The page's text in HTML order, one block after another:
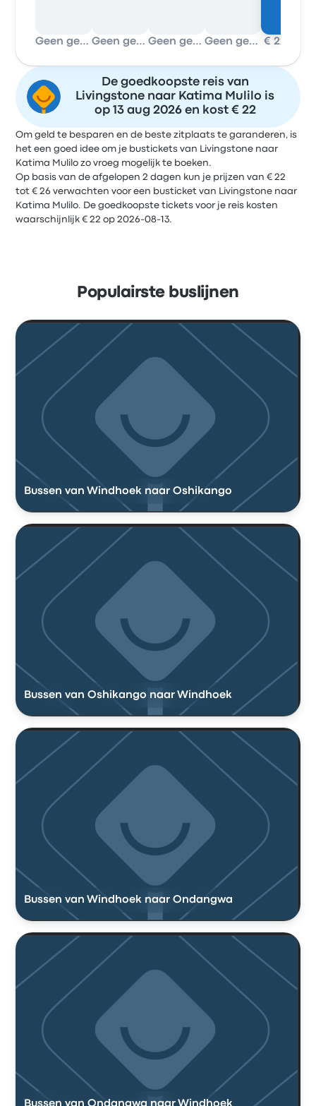
Geen gegevens Geen gegevens Geen gegevens Geen gegevens € 22
De goedkoopste reis van
Livingstone naar Katima Mulilo is
op 13 aug 2026 en kost € 22
Om geld te besparen en de beste zitplaats te garanderen, is
het een goed idee om je bustickets van Livingstone naar
Katima Mulilo zo vroeg mogelijk te boeken.
Op basis van de afgelopen 2 dagen kun je prijzen van € 22
tot € 26 verwachten voor een busticket van Livingstone naar
Katima Mulilo. De goedkoopste tickets voor je reis kosten
waarschijnlijk € 22 op 2026-08-13.
Populairste buslijnen
Bussen van Windhoek naar Oshikango
Bussen van Oshikango naar Windhoek
Bussen van Windhoek naar Ondangwa
Bussen van Ondangwa naar Windhoek